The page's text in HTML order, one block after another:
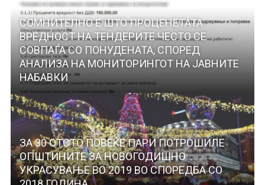
СОМНИТЕЛНО Е ШТО ПРОЦЕНЕТАТА
ВРЕДНОСТ НА ТЕНДЕРИТЕ ЧЕСТО СЕ
СОВПАЃА СО ПОНУДЕНАТА, СПОРЕД
АНАЛИЗА НА МОНИТОРИНГОТ НА ЈАВНИТЕ
НАБАВКИ
ЗА 30 ОТСТО ПОВЕЌЕ ПАРИ ПОТРОШИЛЕ
ОПШТИНИТЕ ЗА НОВОГОДИШНО
УКРАСУВАЊЕ ВО 2019 ВО СПОРЕДБА СО